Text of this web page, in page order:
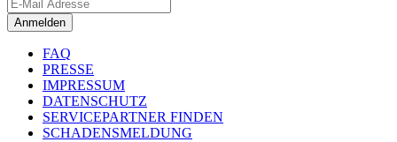
Anmelden
FAQ
PRESSE
IMPRESSUM
DATENSCHUTZ
SERVICEPARTNER FINDEN
SCHADENSMELDUNG